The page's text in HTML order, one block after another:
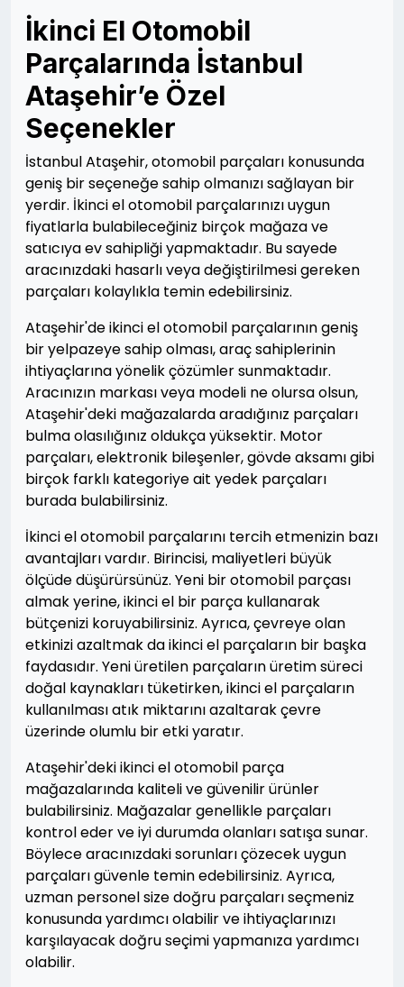
İkinci El Otomobil
Parçalarında İstanbul
Ataşehir’e Özel
Seçenekler
İstanbul Ataşehir, otomobil parçaları konusunda
geniş bir seçeneğe sahip olmanızı sağlayan bir
yerdir. İkinci el otomobil parçalarınızı uygun
fiyatlarla bulabileceğiniz birçok mağaza ve
satıcıya ev sahipliği yapmaktadır. Bu sayede
aracınızdaki hasarlı veya değiştirilmesi gereken
parçaları kolaylıkla temin edebilirsiniz.
Ataşehir'de ikinci el otomobil parçalarının geniş
bir yelpazeye sahip olması, araç sahiplerinin
ihtiyaçlarına yönelik çözümler sunmaktadır.
Aracınızın markası veya modeli ne olursa olsun,
Ataşehir'deki mağazalarda aradığınız parçaları
bulma olasılığınız oldukça yüksektir. Motor
parçaları, elektronik bileşenler, gövde aksamı gibi
birçok farklı kategoriye ait yedek parçaları
burada bulabilirsiniz.
İkinci el otomobil parçalarını tercih etmenizin bazı
avantajları vardır. Birincisi, maliyetleri büyük
ölçüde düşürürsünüz. Yeni bir otomobil parçası
almak yerine, ikinci el bir parça kullanarak
bütçenizi koruyabilirsiniz. Ayrıca, çevreye olan
etkinizi azaltmak da ikinci el parçaların bir başka
faydasıdır. Yeni üretilen parçaların üretim süreci
doğal kaynakları tüketirken, ikinci el parçaların
kullanılması atık miktarını azaltarak çevre
üzerinde olumlu bir etki yaratır.
Ataşehir'deki ikinci el otomobil parça
mağazalarında kaliteli ve güvenilir ürünler
bulabilirsiniz. Mağazalar genellikle parçaları
kontrol eder ve iyi durumda olanları satışa sunar.
Böylece aracınızdaki sorunları çözecek uygun
parçaları güvenle temin edebilirsiniz. Ayrıca,
uzman personel size doğru parçaları seçmeniz
konusunda yardımcı olabilir ve ihtiyaçlarınızı
karşılayacak doğru seçimi yapmanıza yardımcı
olabilir.